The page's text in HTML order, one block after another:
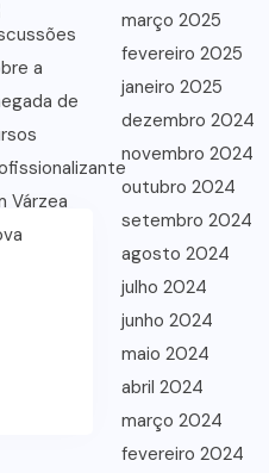
março 2025
fevereiro 2025
janeiro 2025
dezembro 2024
novembro 2024
outubro 2024
setembro 2024
agosto 2024
julho 2024
junho 2024
maio 2024
abril 2024
março 2024
fevereiro 2024